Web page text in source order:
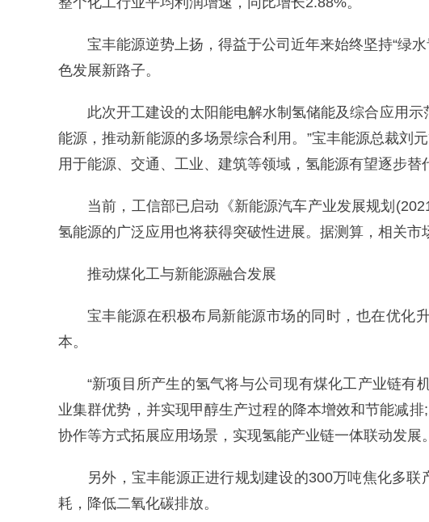
宝丰能源逆势上扬，得益于公司近年来始终坚持“绿
色发展新路子。
此次开工建设的太阳能电解水制氢储能及综合应用
能源，推动新能源的多场景综合利用。”宝丰能源总裁刘
用于能源、交通、工业、建筑等领域，氢能源有望逐步替
当前，工信部已启动《新能源汽车产业发展规划
氢能源的广泛应用也将获得突破性进展。据测算，相关
推动煤化工与新能源融合发展
宝丰能源在积极布局新能源市场的同时，也在优化
本。
“新项目所产生的氢气将与公司现有煤化工产业链有
业集群优势，并实现甲醇生产过程的降本增效和节能减
协作等方式拓展应用场景，实现氢能产业链一体联动发展
另外，宝丰能源正进行规划建设的300万吨焦化多
耗，降低二氧化碳排放。